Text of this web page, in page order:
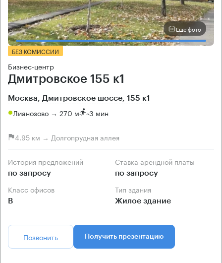
Еще фото
БЕЗ КОМИССИИ
Бизнес-центр
Дмитровское 155 к1
Москва, Дмитровское шоссе, 155 к1
Лианозово → 270 м ~3 мин
4.95 км → Долгопрудная аллея
История предложений
по запросу
Ставка арендной платы
по запросу
Класс офисов
B
Тип здания
Жилое здание
Позвонить Получить презентацию